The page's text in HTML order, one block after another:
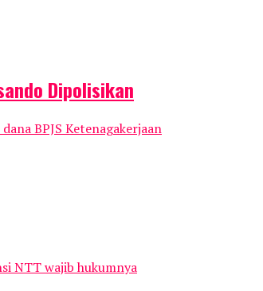
Dipolisikan
BPJS Ketenagakerjaan
NTT wajib hukumnya